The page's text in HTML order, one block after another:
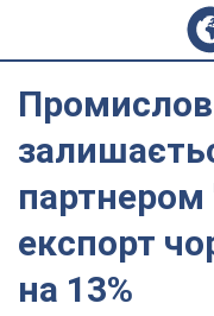
партнером
експорт
на 13%